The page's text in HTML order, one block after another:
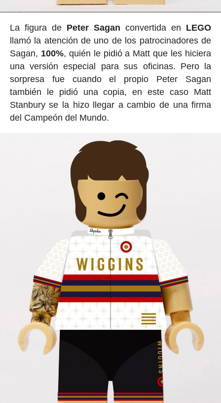
La figura de Peter Sagan convertida en LEGO
llamó la atención de uno de los patrocinadores de
Sagan, 100%, quién le pidió a Matt que les hiciera
una versión especial para sus oficinas. Pero la
sorpresa fue cuando el propio Peter Sagan
también le pidió una copia, en este caso Matt
Stanbury se la hizo llegar a cambio de una firma
del Campeón del Mundo.